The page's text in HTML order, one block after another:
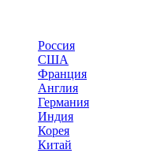
Россия
США
Франция
Англия
Германия
Индия
Корея
Китай